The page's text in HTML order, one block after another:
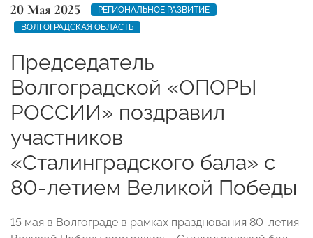
20 Мая 2025
РЕГИОНАЛЬНОЕ РАЗВИТИЕ
ВОЛГОГРАДСКАЯ ОБЛАСТЬ
Председатель
Волгоградской «ОПОРЫ
РОССИИ» поздравил
участников
«Сталинградского бала» с
80-летием Великой Победы
15 мая в Волгограде в рамках празднования 80-летия